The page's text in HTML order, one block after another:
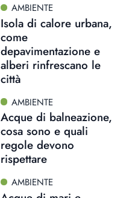
AMBIENTE
Isola di calore urbana,
come
depavimentazione e
alberi rinfrescano le
città
AMBIENTE
Acque di balneazione,
cosa sono e quali
regole devono
rispettare
AMBIENTE